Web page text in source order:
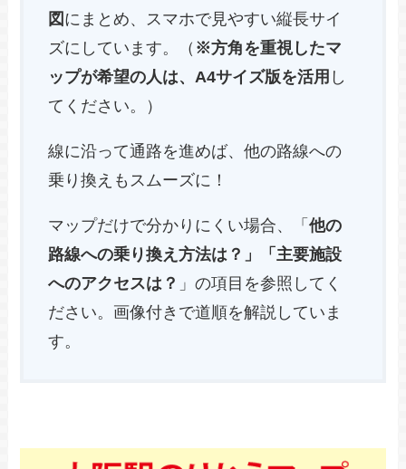
図 にまとめ、スマホで見やすい縦長サイ
ズにしています。（ ※方角を重視したマ
ップが希望の人は、A4サイズ版を活用 し
てください。）
線に沿って通路を進めば、他の路線への
乗り換えもスムーズに！
マップだけで分かりにくい場合、「他の
路線への乗り換え方法は？」「主要施設
へのアクセスは？ 」の項目を参照してく
ださい。画像付きで道順を解説していま
す。